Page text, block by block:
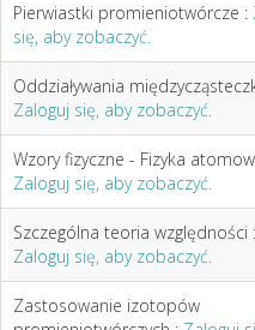
Pierwiastki promieniotwórcze :
się, aby zobaczyć.
Oddziaływania
Zaloguj się, aby zobaczyć.
Wzory fizyczne - Fizyka
Zaloguj się, aby zobaczyć.
Szczególna teoria względności :
Zaloguj się, aby zobaczyć.
Zastosowanie izotopów